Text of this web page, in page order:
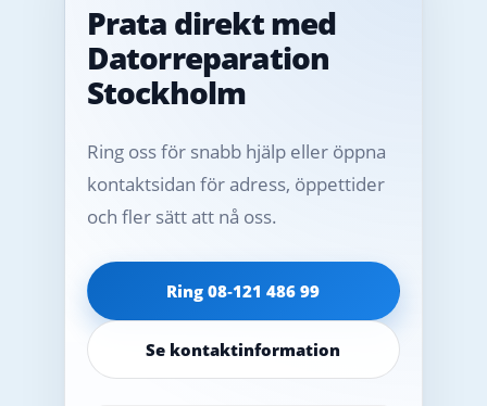
Prata direkt med
Datorreparation
Stockholm
Ring oss för snabb hjälp eller öppna
kontaktsidan för adress, öppettider
och fler sätt att nå oss.
Ring 08‑121 486 99
Se kontaktinformation